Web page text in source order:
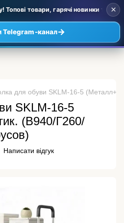
товари, гарячі новинки та
Telegram-канал→
×
для обуви SKLM-16-5
SKLM-16-5
(В940/Г260/
Написати відгук